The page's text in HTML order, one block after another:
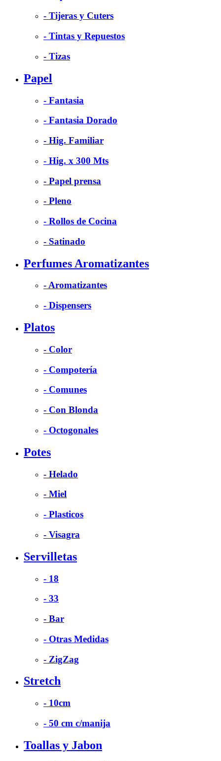
- Tijeras y Cuters
- Tintas y Repuestos
- Tizas
Papel
- Fantasia
- Fantasia Dorado
- Hig. Familiar
- Hig. x 300 Mts
- Papel prensa
- Pleno
- Rollos de Cocina
- Satinado
Perfumes Aromatizantes
- Aromatizantes
- Dispensers
Platos
- Color
- Compotería
- Comunes
- Con Blonda
- Octogonales
Potes
- Helado
- Miel
- Plasticos
- Visagra
Servilletas
- 18
- 33
- Bar
- Otras Medidas
- ZigZag
Stretch
- 10cm
- 50 cm c/manija
Toallas y Jabon